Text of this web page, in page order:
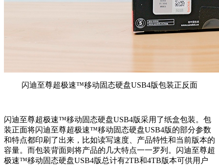
闪迪至尊超极速™移动固态硬盘USB4版包装正反面
闪迪至尊超极速™移动固态硬盘USB4版采用了纸盒包装。包
装正面将闪迪至尊超极速™移动固态硬盘USB4版的部分参数
和特点都印刷了出来，比如读写速度、产品特性和当前版本的
容量。而包装背面则将产品的几大特点一一罗列。闪迪至尊超
极速™移动固态硬盘USB4版总计有2TB和4TB版本可供用户